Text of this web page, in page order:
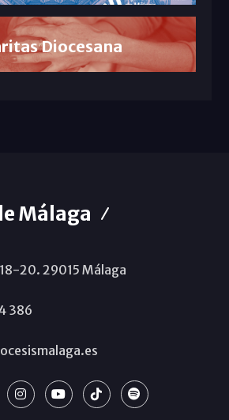
Diocesana
Málaga
20. 29015 Málaga
386